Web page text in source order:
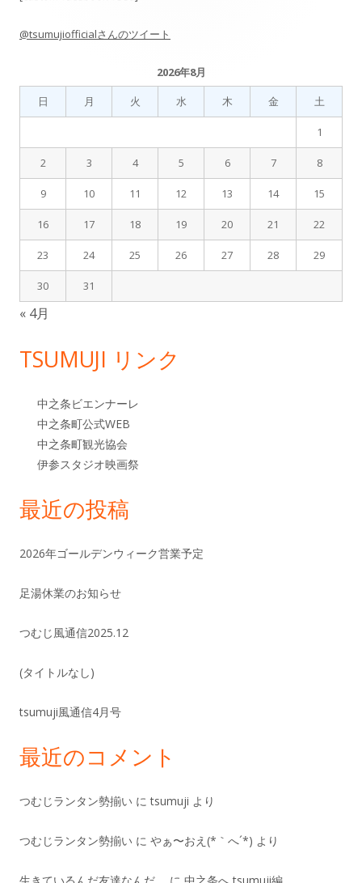
ン
@tsumujiofficialさんのツイート
2026年8月
日
月 火 水 木 金 土
1
2 3 4 5 6 7 8
9 10 11 12 13 14 15
16 17 18 19 20 21 22
23 24 25 26 27 28 29
30 31
« 4月
TSUMUJI リンク
中之条ビエンナーレ
中之条町公式WEB
中之条町観光協会
伊参スタジオ映画祭
最近の投稿
2026年ゴールデンウィーク営業予定
足湯休業のお知らせ
つむじ風通信2025.12
(タイトルなし)
tsumuji風通信4月号
最近のコメント
つむじランタン勢揃い にtsumuji より
つむじランタン勢揃い に やぁ〜おえ(*｀へ´*) より